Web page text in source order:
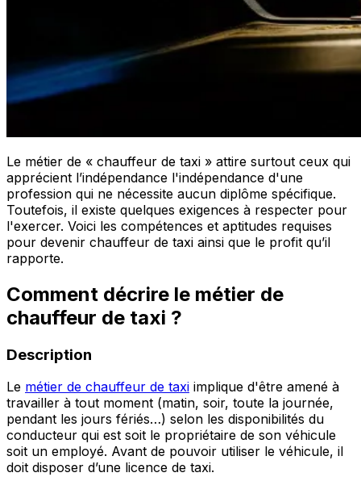
Le métier de « chauffeur de taxi » attire surtout ceux qui
apprécient l’indépendance l'indépendance d'une
profession qui ne nécessite aucun diplôme spécifique.
Toutefois, il existe quelques exigences à respecter pour
l'exercer. Voici les compétences et aptitudes requises
pour devenir chauffeur de taxi ainsi que le profit qu’il
rapporte.
Comment décrire le métier de
chauffeur de taxi ?
Description
Le métier de chauffeur de taxi implique d'être amené à
travailler à tout moment (matin, soir, toute la journée,
pendant les jours fériés…) selon les disponibilités du
conducteur qui est soit le propriétaire de son véhicule
soit un employé. Avant de pouvoir utiliser le véhicule, il
doit disposer d’une licence de taxi.